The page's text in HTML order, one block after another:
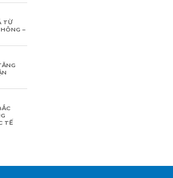
TỪ
–
TẾ